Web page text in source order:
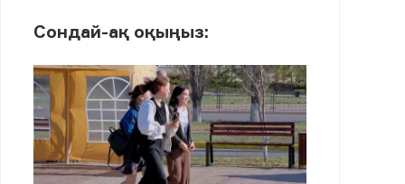
Сондай-ақ оқыңыз: